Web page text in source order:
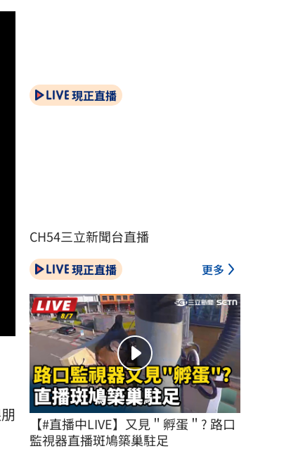
現正直播
CH54三立新聞台直播
現正直播 更多
【#直播中LIVE】又見＂孵蛋＂? 路口
監視器直播斑鳩築巢駐足